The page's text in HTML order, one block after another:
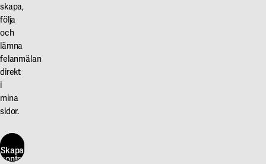
skapa,
följa
och
lämna
felanmälan
direkt
i
mina
sidor.
Skapa
konto